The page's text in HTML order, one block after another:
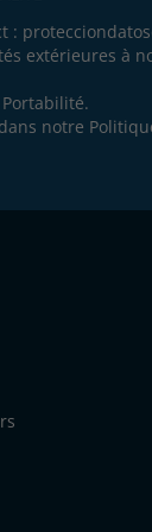
:
extérieures à
notre